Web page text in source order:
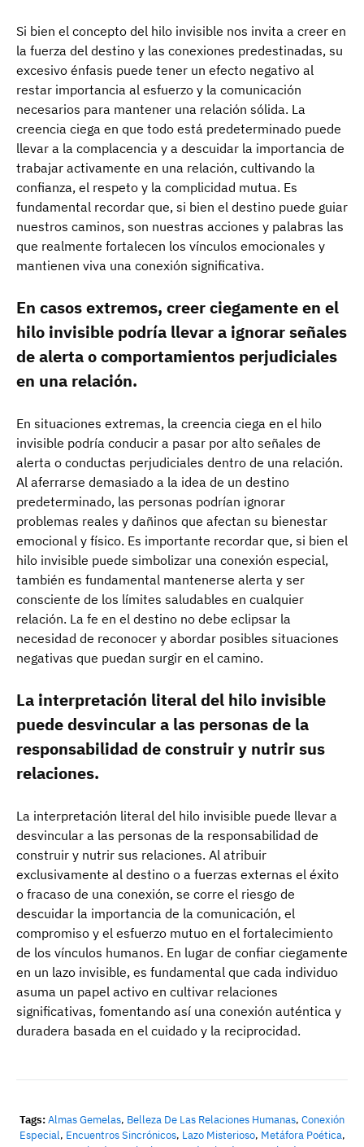
Si bien el concepto del hilo invisible nos invita a creer en
la fuerza del destino y las conexiones predestinadas, su
excesivo énfasis puede tener un efecto negativo al
restar importancia al esfuerzo y la comunicación
necesarios para mantener una relación sólida. La
creencia ciega en que todo está predeterminado puede
llevar a la complacencia y a descuidar la importancia de
trabajar activamente en una relación, cultivando la
confianza, el respeto y la complicidad mutua. Es
fundamental recordar que, si bien el destino puede guiar
nuestros caminos, son nuestras acciones y palabras las
que realmente fortalecen los vínculos emocionales y
mantienen viva una conexión significativa.
En casos extremos, creer ciegamente en el
hilo invisible podría llevar a ignorar señales
de alerta o comportamientos perjudiciales
en una relación.
En situaciones extremas, la creencia ciega en el hilo
invisible podría conducir a pasar por alto señales de
alerta o conductas perjudiciales dentro de una relación.
Al aferrarse demasiado a la idea de un destino
predeterminado, las personas podrían ignorar
problemas reales y dañinos que afectan su bienestar
emocional y físico. Es importante recordar que, si bien el
hilo invisible puede simbolizar una conexión especial,
también es fundamental mantenerse alerta y ser
consciente de los límites saludables en cualquier
relación. La fe en el destino no debe eclipsar la
necesidad de reconocer y abordar posibles situaciones
negativas que puedan surgir en el camino.
La interpretación literal del hilo invisible
puede desvincular a las personas de la
responsabilidad de construir y nutrir sus
relaciones.
La interpretación literal del hilo invisible puede llevar a
desvincular a las personas de la responsabilidad de
construir y nutrir sus relaciones. Al atribuir
exclusivamente al destino o a fuerzas externas el éxito
o fracaso de una conexión, se corre el riesgo de
descuidar la importancia de la comunicación, el
compromiso y el esfuerzo mutuo en el fortalecimiento
de los vínculos humanos. En lugar de confiar ciegamente
en un lazo invisible, es fundamental que cada individuo
asuma un papel activo en cultivar relaciones
significativas, fomentando así una conexión auténtica y
duradera basada en el cuidado y la reciprocidad.
Tags:Almas Gemelas, Belleza De Las Relaciones Humanas, Conexión
Especial, Encuentros Sincrónicos, Lazo Misterioso, Metáfora Poética,